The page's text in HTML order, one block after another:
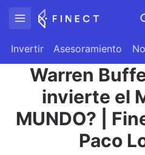
Invertir Asesoramiento
Warren
invierte el
MUNDO? |
Paco